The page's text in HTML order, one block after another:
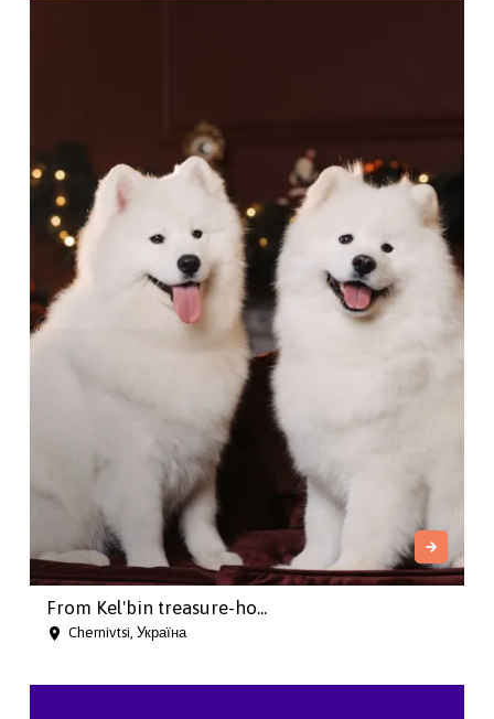
From Kel'bin treasure-ho...
Chernivtsi, Україна